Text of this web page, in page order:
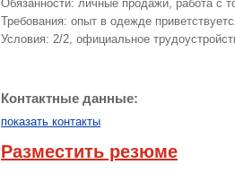
Обязанности: личные продажи, работа с
Требования: опыт в одежде
Условия: 2/2, официальное
Контактные данные:
показать контакты
Разместить резюме